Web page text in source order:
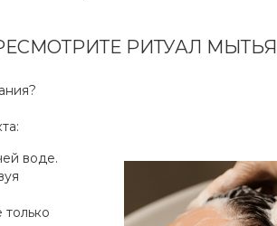
РИТУАЛ МЫТЬЯ
воде.